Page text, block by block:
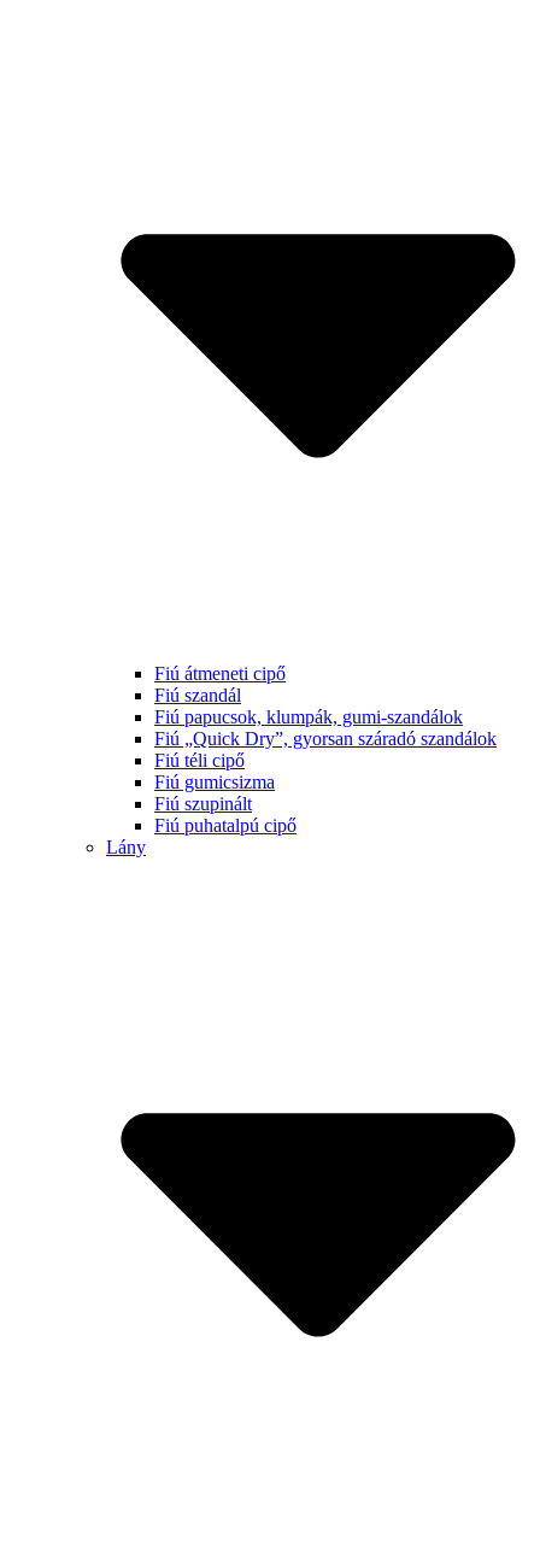
Fiú átmeneti cipő
Fiú szandál
Fiú papucsok, klumpák, gumi-szandálok
Fiú „Quick Dry”, gyorsan száradó szandálok
Fiú téli cipő
Fiú gumicsizma
Fiú szupinált
Fiú puhatalpú cipő
Lány